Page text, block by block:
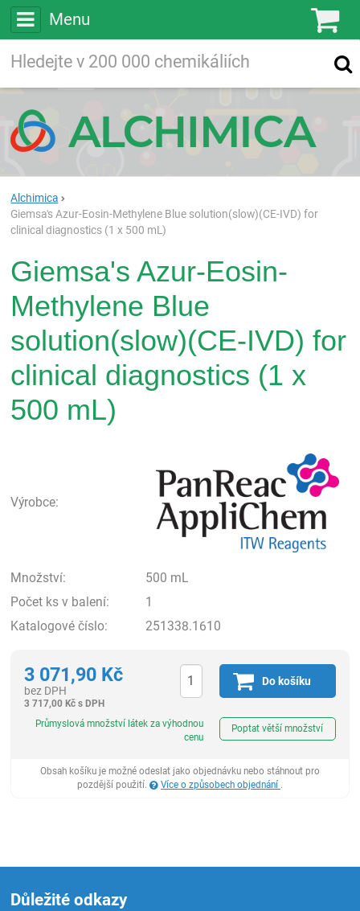
Menu
Vyhledávání
Alchimica
Giemsa's Azur-Eosin-Methylene Blue solution(slow)(CE-IVD) for
clinical diagnostics (1 x 500 mL)
Giemsa's Azur-Eosin-
Methylene Blue
solution(slow)(CE-IVD) for
clinical diagnostics (1 x
500 mL)
Výrobce:
Množství:
500 mL
Počet ks v balení:
1
Katalogové číslo:
251338.1610
3 071,90 Kč
bez DPH
3 717,00Kč s DPH
Do košíku
Průmyslová množství látek za výhodnou
cenu
Poptat větší množství
Obsah košíku je možné odeslat jako objednávku nebo stáhnout pro
pozdější použití.
Více o způsobech objednání .
Důležité odkazy